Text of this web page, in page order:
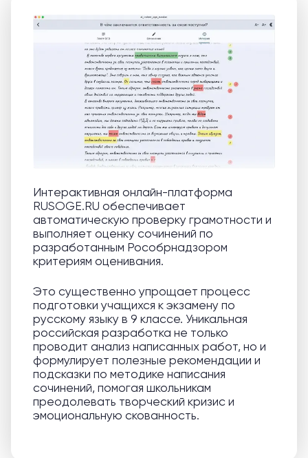
Интерактивная онлайн-платформа
RUSOGE.RU обеспечивает
автоматическую проверку грамотности и
выполняет оценку сочинений по
разработанным Рособрнадзором
критериям оценивания.
Это существенно упрощает процесс
подготовки учащихся к экзамену по
русскому языку в 9 классе. Уникальная
российская разработка не только
проводит анализ написанных работ, но и
формулирует полезные рекомендации и
подсказки по методике написания
сочинений, помогая школьникам
преодолевать творческий кризис и
эмоциональную скованность.